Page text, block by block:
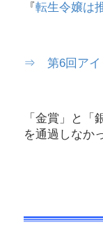
『転生令嬢は
⇒ 第6回アイ
「金賞」と
を通過しなか